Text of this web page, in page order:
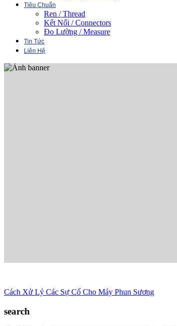
Tiêu Chuẩn
Ren / Thread
Kết Nối / Connectors
Đo Lường / Measure
Tin Tức
Liên Hệ
Cách Xử Lý Các Sự Cố Cho Máy Phun Sương
search